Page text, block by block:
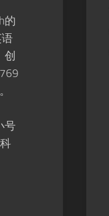
的
号